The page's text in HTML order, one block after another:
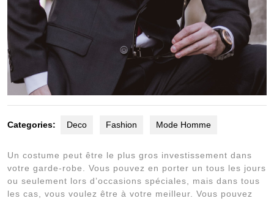
Categories: Deco Fashion Mode Homme
Un costume peut être le plus gros investissement dans
votre garde-robe. Vous pouvez en porter un tous les jours
ou seulement lors d’occasions spéciales, mais dans tous
les cas, vous voulez être à votre meilleur. Vous pouvez